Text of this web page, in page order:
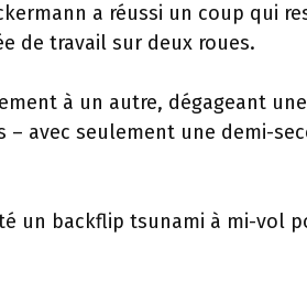
a réussi un coup qui
de travail sur deux roues.
à un autre, dégageant
avec seulement une demi-
un backflip tsunami à mi-vol